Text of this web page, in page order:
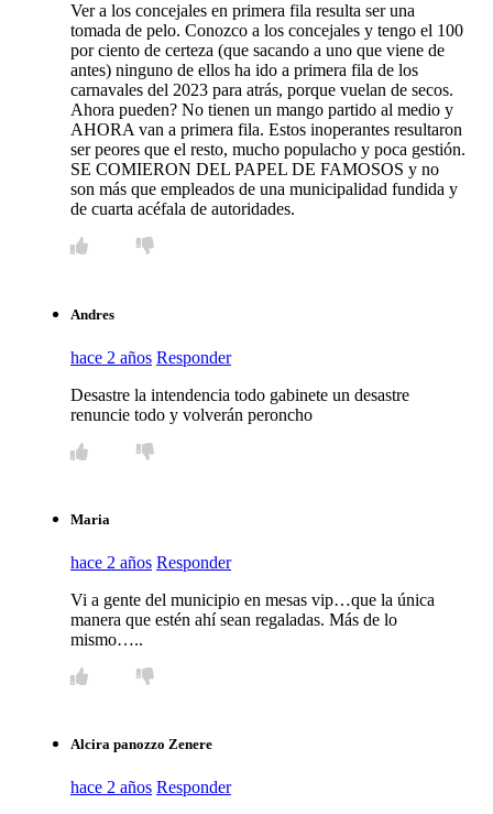
Ver a los concejales en primera fila resulta ser una
tomada de pelo. Conozco a los concejales y tengo el 100
por ciento de certeza (que sacando a uno que viene de
antes) ninguno de ellos ha ido a primera fila de los
carnavales del 2023 para atrás, porque vuelan de secos.
Ahora pueden? No tienen un mango partido al medio y
AHORA van a primera fila. Estos inoperantes resultaron
ser peores que el resto, mucho populacho y poca gestión.
SE COMIERON DEL PAPEL DE FAMOSOS y no
son más que empleados de una municipalidad fundida y
de cuarta acéfala de autoridades.
Andres
hace 2 años Responder
Desastre la intendencia todo gabinete un desastre
renuncie todo y volverán peroncho
Maria
hace 2 años Responder
Vi a gente del municipio en mesas vip…que la única
manera que estén ahí sean regaladas. Más de lo
mismo…..
Alcira panozzo Zenere
hace 2 años Responder